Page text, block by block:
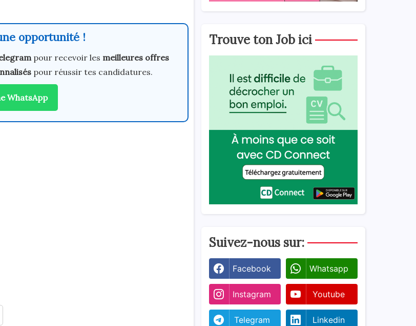
opportunité !
pour recevoir les meilleures offres
pour réussir tes candidatures.
WhatsApp
Trouve ton Job ici
Suivez-nous sur:
Facebook Whatsapp
Instagram Youtube
Telegram Linkedin